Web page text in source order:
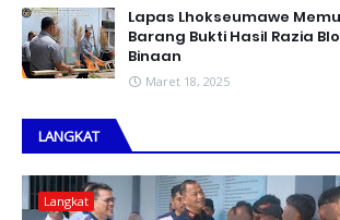
Lapas Lhokseumawe
Barang Bukti Hasil Razia
Binaan
Maret 18, 2025
LANGKAT
Langkat